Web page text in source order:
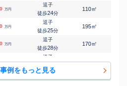
万円
逗子
徒歩24分
110㎡
万円
逗子
徒歩25分
195㎡
万円
逗子
徒歩28分
170㎡
万円
逗子
240㎡
万円
逗子
-
145㎡ 105
例をもっと見る